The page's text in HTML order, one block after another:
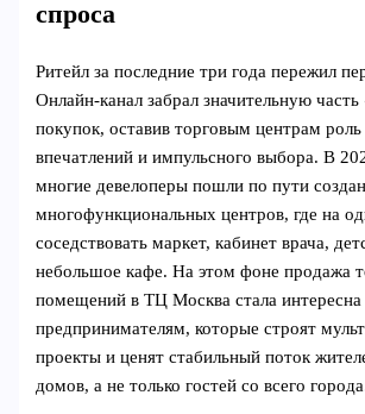
спроса
Ритейл за последние три года пережил
Онлайн‑канал забрал значительную
покупок, оставив торговым центрам роль
впечатлений и импульсного выбора. В
многие девелоперы пошли по пути
многофункциональных центров, где на
соседствовать маркет, кабинет врача,
небольшое кафе. На этом фоне продажа
помещений в ТЦ Москва стала
предпринимателям, которые строят
проекты и ценят стабильный поток
домов, а не только гостей со всего